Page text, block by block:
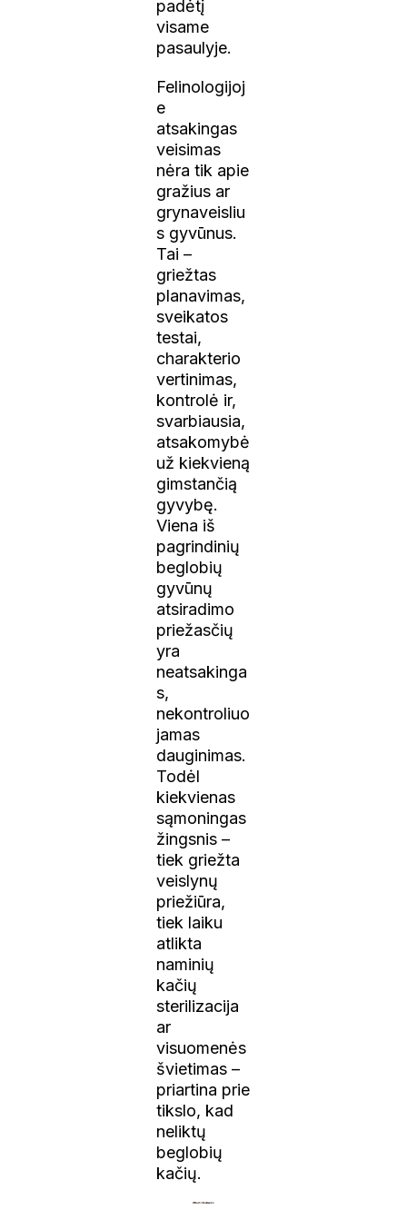
padėtį
visame
pasaulyje.
Felinologijoj
e
atsakingas
veisimas
nėra tik apie
gražius ar
grynaveisliu
s gyvūnus.
Tai –
griežtas
planavimas,
sveikatos
testai,
charakterio
vertinimas,
kontrolė ir,
svarbiausia,
atsakomybė
už kiekvieną
gimstančią
gyvybę.
Viena iš
pagrindinių
beglobių
gyvūnų
atsiradimo
priežasčių
yra
neatsakinga
s,
nekontroliuo
jamas
dauginimas.
Todėl
kiekvienas
sąmoningas
žingsnis –
tiek griežta
veislynų
priežiūra,
tiek laiku
atlikta
naminių
kačių
sterilizacija
ar
visuomenės
švietimas –
priartina prie
tikslo, kad
neliktų
beglobių
kačių.